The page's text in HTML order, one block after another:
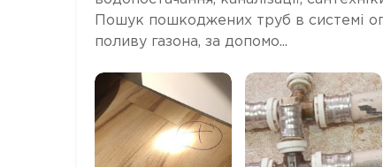
Пошук пошкоджених труб в системі
поливу газона, за допомо...